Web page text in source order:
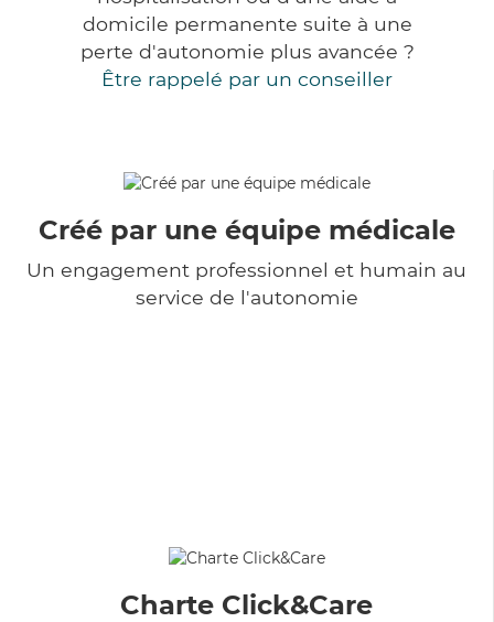
domicile permanente suite à une
perte d'autonomie plus avancée ?
Être rappelé par un conseiller
Créé par une équipe médicale
Un engagement professionnel et humain au
service de l'autonomie
Charte Click&Care